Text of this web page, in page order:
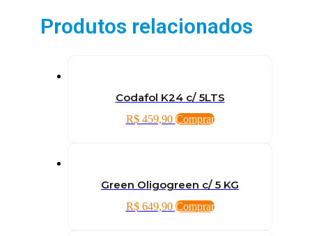
Produtos relacionados
Codafol K24 c/ 5LTS
R$459,90 Comprar
Green Oligogreen c/ 5 KG
R$649,90 Comprar